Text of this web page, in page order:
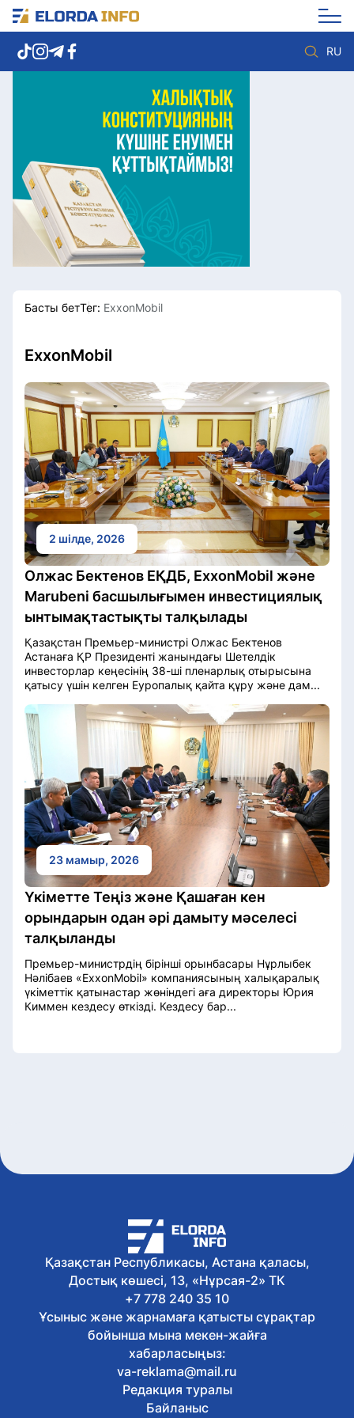
RU
Елорда жаңалықтары
Көзқарас
Саясат
Видео
Әлеумет
Экономика
Спорт
Мәдениет
Басты бетТег: ExxonMobil
ExxonMobil
2 шілде, 2026
Олжас Бектенов ЕҚДБ, ExxonMobil және
Marubeni басшылығымен инвестициялық
ынтымақтастықты талқылады
Қазақстан Премьер-министрі Олжас Бектенов
Астанаға ҚР Президенті жанындағы Шетелдік
инвесторлар кеңесінің 38-ші пленарлық отырысына
қатысу үшін келген Еуропалық қайта құру және дам...
23 мамыр, 2026
Үкіметте Теңіз және Қашаған кен
орындарын одан әрі дамыту мәселесі
талқыланды
Премьер-министрдің бірінші орынбасары Нұрлыбек
Нәлібаев «ExxonMobil» компаниясының халықаралық
үкіметтік қатынастар жөніндегі аға директоры Юрия
Киммен кездесу өткізді. Кездесу бар...
Қазақстан Республикасы, Астана қаласы,
Достық көшесі, 13, «Нұрсая-2» ТК
+7 778 240 35 10
Ұсыныс және жарнамаға қатысты сұрақтар
бойынша мына мекен-жайға
хабарласыңыз:
va-reklama@mail.ru
Редакция туралы
Байланыс